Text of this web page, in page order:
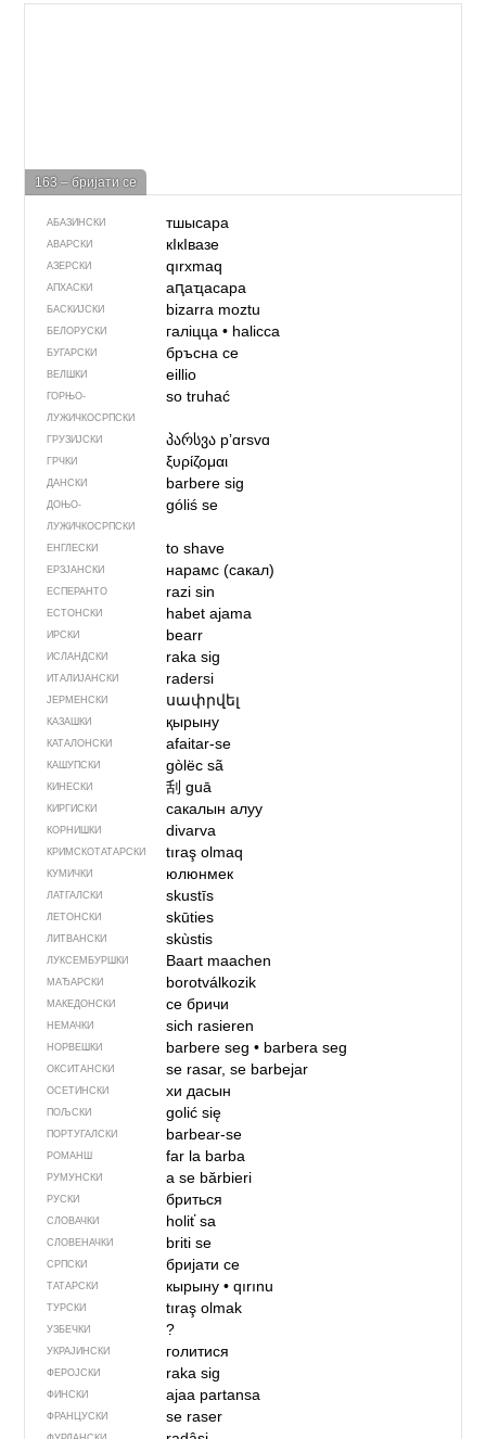
163 – бријати се
АБАЗИНСКИ тшысара
АВАРСКИ кIкIвазе
АЗЕРСКИ qırxmaq
АПХАСКИ аԥаҵасара
БАСКИЈСКИ bizarra moztu
БЕЛОРУСКИ галіцца• halicca
БУГАРСКИ бръсна се
ВЕЛШКИ eillio
ГОРЊО­
ЛУЖИЧКОСРПСКИ
so truhać
ГРУЗИЈСКИ პარსვა pʼɑrsvɑ
ГРЧКИ ξυρίζομαι
ДАНСКИ barbere sig
ДОЊО­
ЛУЖИЧКОСРПСКИ
góliś se
ЕНГЛЕСКИ to shave
ЕРЗЈАНСКИ нарамс (сакал)
ЕСПЕРАНТО razi sin
ЕСТОНСКИ habet ajama
ИРСКИ bearr
ИСЛАНДСКИ raka sig
ИТАЛИЈАНСКИ radersi
ЈЕРМЕНСКИ սափրվել
КАЗАШКИ қырыну
КАТАЛОНСКИ afaitar-se
КАШУПСКИ gòlëc sã
КИНЕСКИ 刮guā
КИРГИСКИ сакалын алуу
КОРНИШКИ divarva
КРИМСКОТАТАРСКИ tıraş olmaq
КУМИЧКИ юлюнмек
ЛАТГАЛСКИ skustīs
ЛЕТОНСКИ skūties
ЛИТВАНСКИ skùstis
ЛУКСЕМБУРШКИ Baart maachen
МАЂАРСКИ borotválkozik
МАКЕДОНСКИ се бричи
НЕМАЧКИ sich rasieren
НОРВЕШКИ barbere seg• barbera seg
ОКСИТАНСКИ se rasar, se barbejar
ОСЕТИНСКИ хи дасын
ПОЉСКИ golić się
ПОРТУГАЛСКИ barbear-se
РОМАНШ far la barba
РУМУНСКИ a se bărbieri
РУСКИ бриться
СЛОВАЧКИ holiť sa
СЛОВЕНАЧКИ briti se
СРПСКИ бријати се
ТАТАРСКИ кырыну• qırınu
ТУРСКИ tıraş olmak
УЗБЕЧКИ ?
УКРАЈИНСКИ голитися
ФЕРОЈСКИ raka sig
ФИНСКИ ajaa partansa
ФРАНЦУСКИ se raser